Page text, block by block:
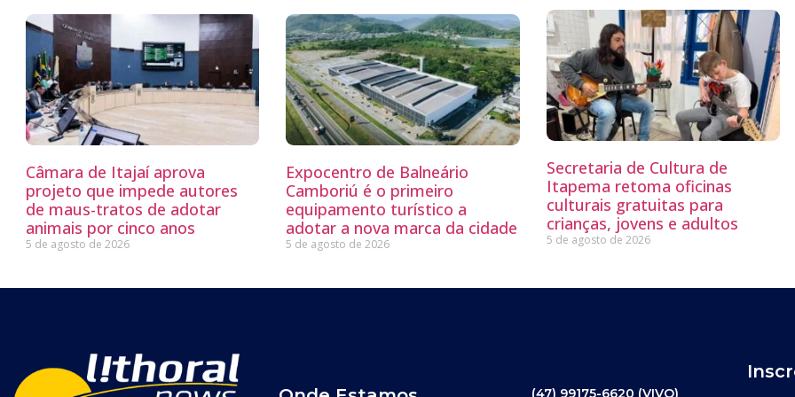
Câmara de Itajaí aprova
projeto que impede autores
de maus-tratos de adotar
animais por cinco anos
5 de agosto de 2026
Expocentro de Balneário
Camboriú é o primeiro
equipamento turístico a
adotar a nova marca da cidade
5 de agosto de 2026
Secretaria de Cultura de
Itapema retoma oficinas
culturais gratuitas para
crianças, jovens e adultos
5 de agosto de 2026